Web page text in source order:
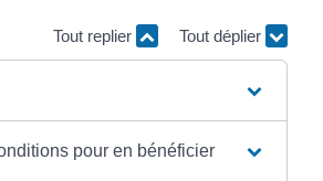
Tout replier Tout déplier
pour en bénéficier